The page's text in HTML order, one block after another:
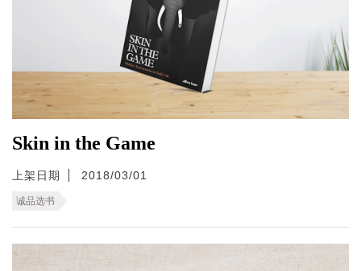
Skin in the Game
上架日期 2018/03/01
诚品选书